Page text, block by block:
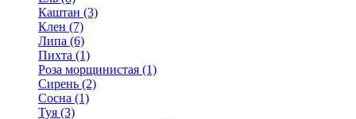
Каштан (3)
Клен (7)
Липа (6)
Пихта (1)
Роза морщинистая (1)
Сирень (2)
Сосна (1)
Туя (3)